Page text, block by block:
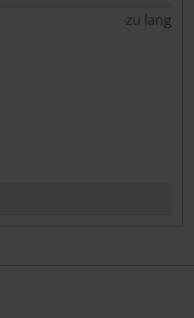
zu lang